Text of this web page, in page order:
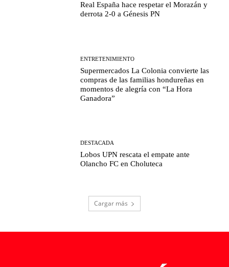
Real España hace respetar el Morazán y
derrota 2-0 a Génesis PN
ENTRETENIMIENTO
Supermercados La Colonia convierte las
compras de las familias hondureñas en
momentos de alegría con “La Hora
Ganadora”
DESTACADA
Lobos UPN rescata el empate ante
Olancho FC en Choluteca
Cargar más